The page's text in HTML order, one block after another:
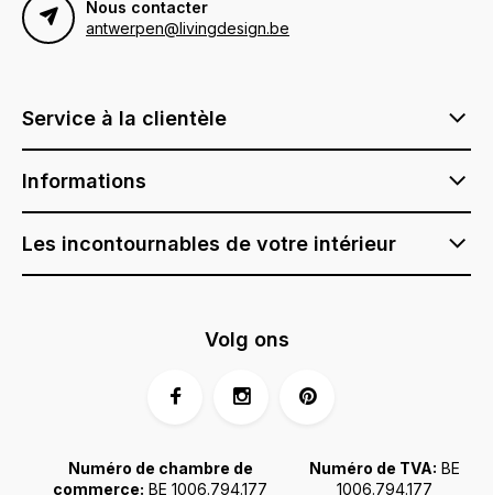
Nous contacter
antwerpen@livingdesign.be
Service à la clientèle
Informations
Les incontournables de votre intérieur
Numéro de chambre de
commerce: BE 1006.794.177
Numéro de TVA: BE
1006.794.177
Volg ons